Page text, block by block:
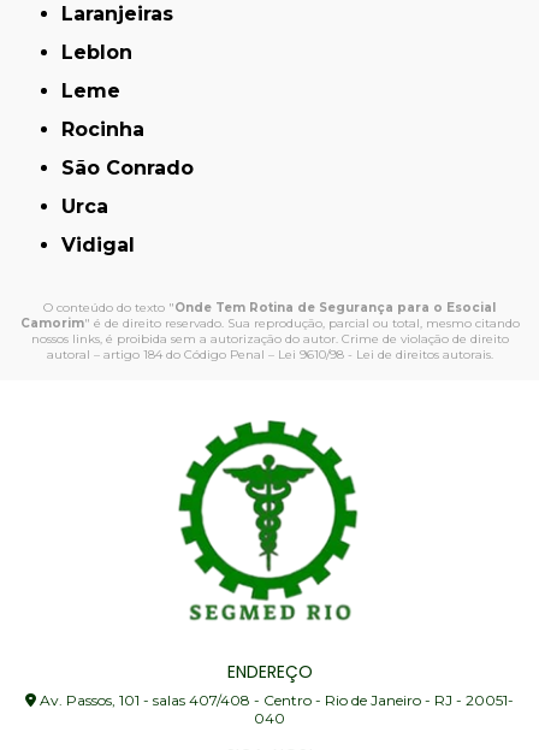
Laranjeiras
Leblon
Leme
Rocinha
São Conrado
Urca
Vidigal
O conteúdo do texto "Onde Tem Rotina de Segurança para o Esocial
Camorim" é de direito reservado. Sua reprodução, parcial ou total, mesmo citando
nossos links, é proibida sem a autorização do autor. Crime de violação de direito
autoral – artigo 184 do Código Penal – Lei 9610/98 - Lei de direitos autorais.
ENDEREÇO
Av. Passos, 101 - salas 407/408 - Centro - Rio de Janeiro - RJ - 20051-
040